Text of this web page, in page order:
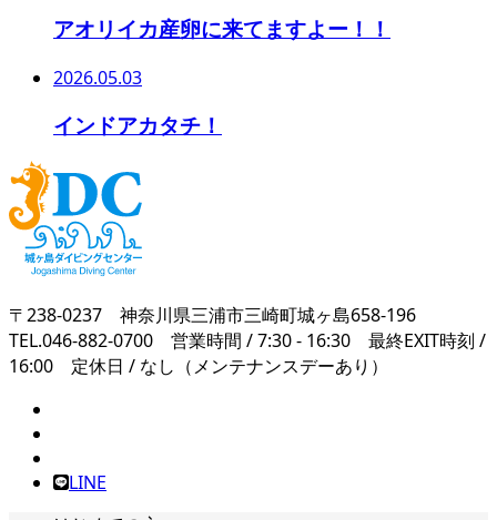
アオリイカ産卵に来てますよー！！
2026.05.03
インドアカタチ！
〒238-0237 神奈川県三浦市三崎町城ヶ島658-196
TEL.046-882-0700 営業時間 / 7:30 - 16:30 最終EXIT時刻 /
16:00 定休日 / なし（メンテナンスデーあり）
LINE